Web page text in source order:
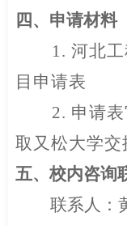
四、 申请材料
1. 河北
目申请表
2. 申请
取又松大学交
五、 校内咨询
联系人：